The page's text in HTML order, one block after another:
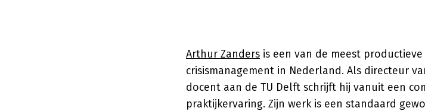
Arthur Zanders is een van de meest
crisismanagement in Nederland. Als directeur
docent aan de TU Delft schrijft hij vanuit een
praktijkervaring. Zijn werk is een standaard